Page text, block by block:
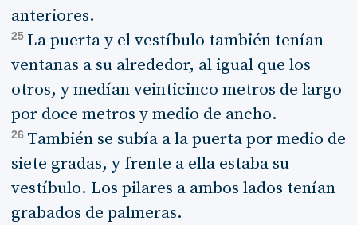
anteriores.
25 La puerta y el vestíbulo también tenían
ventanas a su alrededor, al igual que los
otros, y medían veinticinco metros de largo
por doce metros y medio de ancho.
26 También se subía a la puerta por medio de
siete gradas, y frente a ella estaba su
vestíbulo. Los pilares a ambos lados tenían
grabados de palmeras.